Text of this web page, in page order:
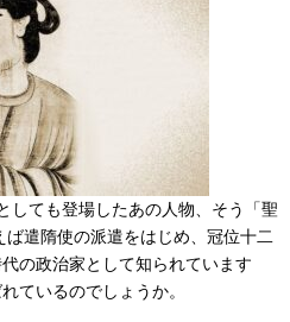
ても登場したあの人物、そう「聖
遣隋使の派遣をはじめ、冠位十二
の政治家として知られています
ているのでしょうか。